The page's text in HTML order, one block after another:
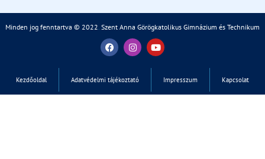
Minden jog fenntartva © 2022. Szent Anna Görögkatolikus Gimnázium és Technikum
Kezdőoldal Adatvédelmi tájékoztató Impresszum Kapcsolat